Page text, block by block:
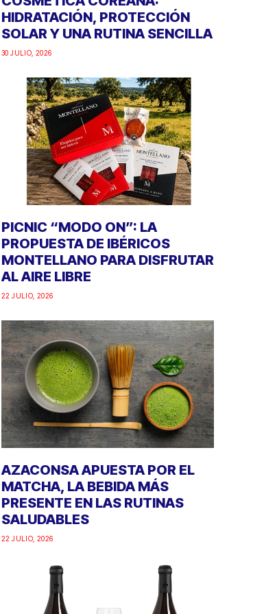
HIDRATACIÓN, PROTECCIÓN
SOLAR Y UNA RUTINA SENCILLA
30 JULIO, 2026
PICNIC “MODO ON”: LA
PROPUESTA DE IBÉRICOS
MONTELLANO PARA DISFRUTAR
AL AIRE LIBRE
22 JULIO, 2026
AZACONSA APUESTA POR EL
MATCHA, LA BEBIDA MÁS
PRESENTE EN LAS RUTINAS
SALUDABLES
22 JULIO, 2026